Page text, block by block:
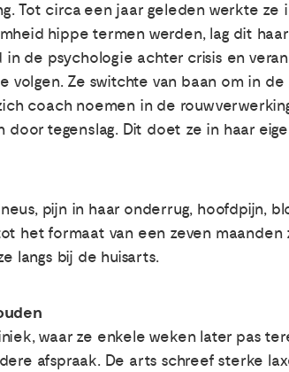
Tot circa een jaar geleden werkte
hippe termen werden, lag dit
de psychologie achter crisis en
volgen. Ze switchte van baan om in
coach noemen in de
tegenslag. Dit doet ze in haar
pijn in haar onderrug, hoofdpijn,
het formaat van een zeven
langs bij de huisarts.
waar ze enkele weken later pas
afspraak. De arts schreef sterke